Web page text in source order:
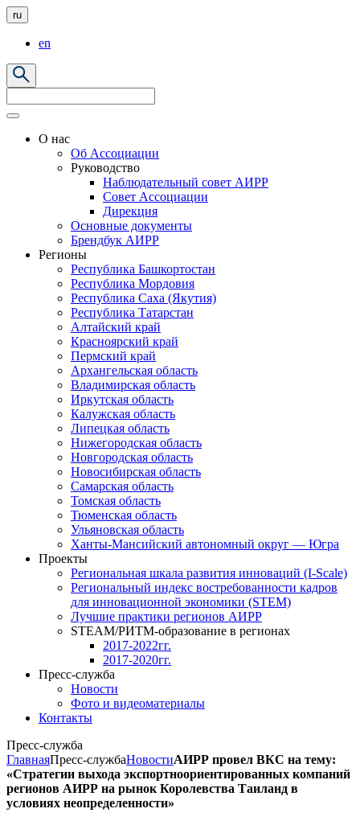
ru
en
О нас
Об Ассоциации
Руководство
Наблюдательный совет АИРР
Совет Ассоциации
Дирекция
Основные документы
Брендбук АИРР
Регионы
Республика Башкортостан
Республика Мордовия
Республика Саха (Якутия)
Республика Татарстан
Алтайский край
Красноярский край
Пермский край
Архангельская область
Владимирская область
Иркутская область
Калужская область
Липецкая область
Нижегородская область
Новгородская область
Новосибирская область
Самарская область
Томская область
Тюменская область
Ульяновская область
Ханты-Мансийский автономный округ — Югра
Проекты
Региональная шкала развития инноваций (I-Scale)
Региональный индекс востребованности кадров
для инновационной экономики (STEM)
Лучшие практики регионов АИРР
STEAM/РИТМ-образование в регионах
2017-2022гг.
2017-2020гг.
Пресс-служба
Новости
Фото и видеоматериалы
Контакты
Пресс-служба
ГлавнаяПресс-службаНовостиАИРР провел ВКС на тему:
«Стратегии выхода экспортноориентированных компаний
регионов АИРР на рынок Королевства Таиланд в
условиях неопределенности»